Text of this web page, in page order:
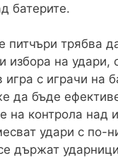
батерите.
питчъри трябва
избора на удари,
игра с играчи на
да бъде
на контрола над
удари с по-
държат